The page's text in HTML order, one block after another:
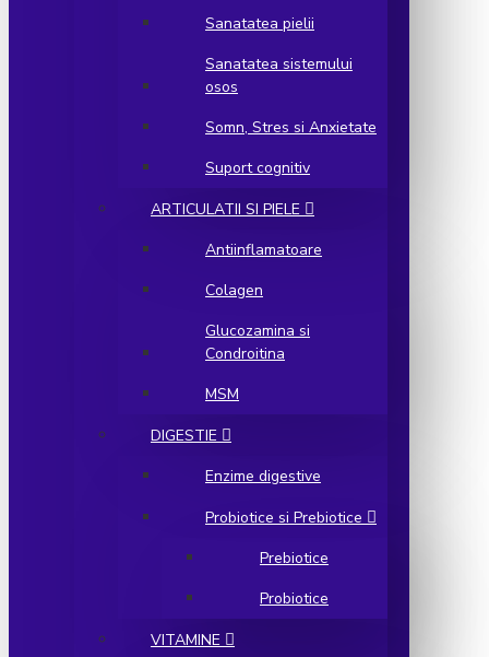
Sanatatea pielii
Sanatatea sistemului
osos
Somn, Stres si Anxietate
Suport cognitiv
ARTICULATII SI PIELE
Antiinflamatoare
Colagen
Glucozamina si
Condroitina
MSM
DIGESTIE
Enzime digestive
Probiotice si Prebiotice
Prebiotice
Probiotice
VITAMINE